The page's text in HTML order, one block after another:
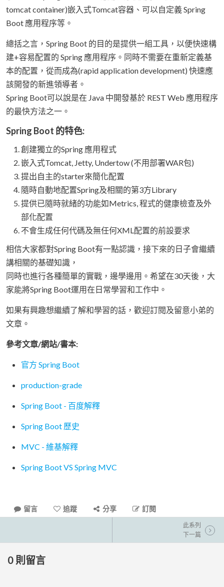
tomcat container)嵌入式Tomcat容器、可以自定義 Spring
Boot 應用程序等。
總括之言，Spring Boot 的目的是提供一組工具，以便快速構
建+容易配置的 Spring 應用程序。同時不需要在重新定義基
本的配置，從而成為(rapid application development) 快速應
該開發的新進領導者。
Spring Boot可以說是在 Java 中開發基於 REST Web 應用程序
的最快方法之一。
Spring Boot 的特色:
創建獨立的Spring 應用程式
嵌入式Tomcat, Jetty, Undertow (不用部署WAR包)
提出自主的starter來簡化配置
隨時自動地配置Spring及相關的第3方Library
提供已隨時就緒的功能如Metrics, 程式的健康檢查及外
部化配置
不會生成任何代碼及無任何XML配置的前設要求
相信大家都對Spring Boot有一點認識，接下來的日子會繼續
講相關的基礎知識，
同時也進行各種簡單的實戰，邊學邊用。希望在30天後，大
家能將Spring Boot運用在日常學習和工作中。
如果有興趣想繼續了解和學習的話，歡迎訂閱及留意小弟的
文章。
參考文章/網站/書本:
官方 Spring Boot
production-grade
Spring Boot - 百度解釋
Spring Boot 歷史
MVC - 維基解釋
Spring Boot VS Spring MVC
留言 追蹤 分享 訂閱
此系列
下一篇
0 則留言